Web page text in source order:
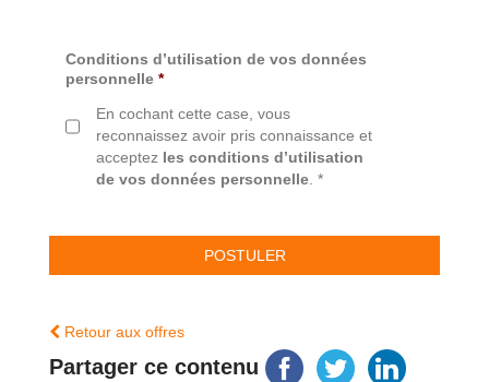
Conditions d’utilisation de vos données
personnelle *
En cochant cette case, vous
reconnaissez avoir pris connaissance et
acceptez les conditions d’utilisation
de vos données personnelle . *
Retour aux offres
Partager ce contenu